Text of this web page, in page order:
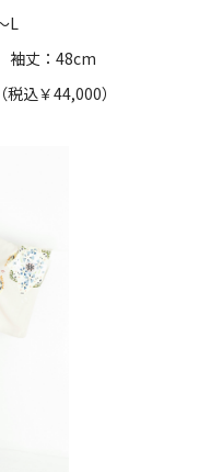
L
丈：48cm
込￥44,000）